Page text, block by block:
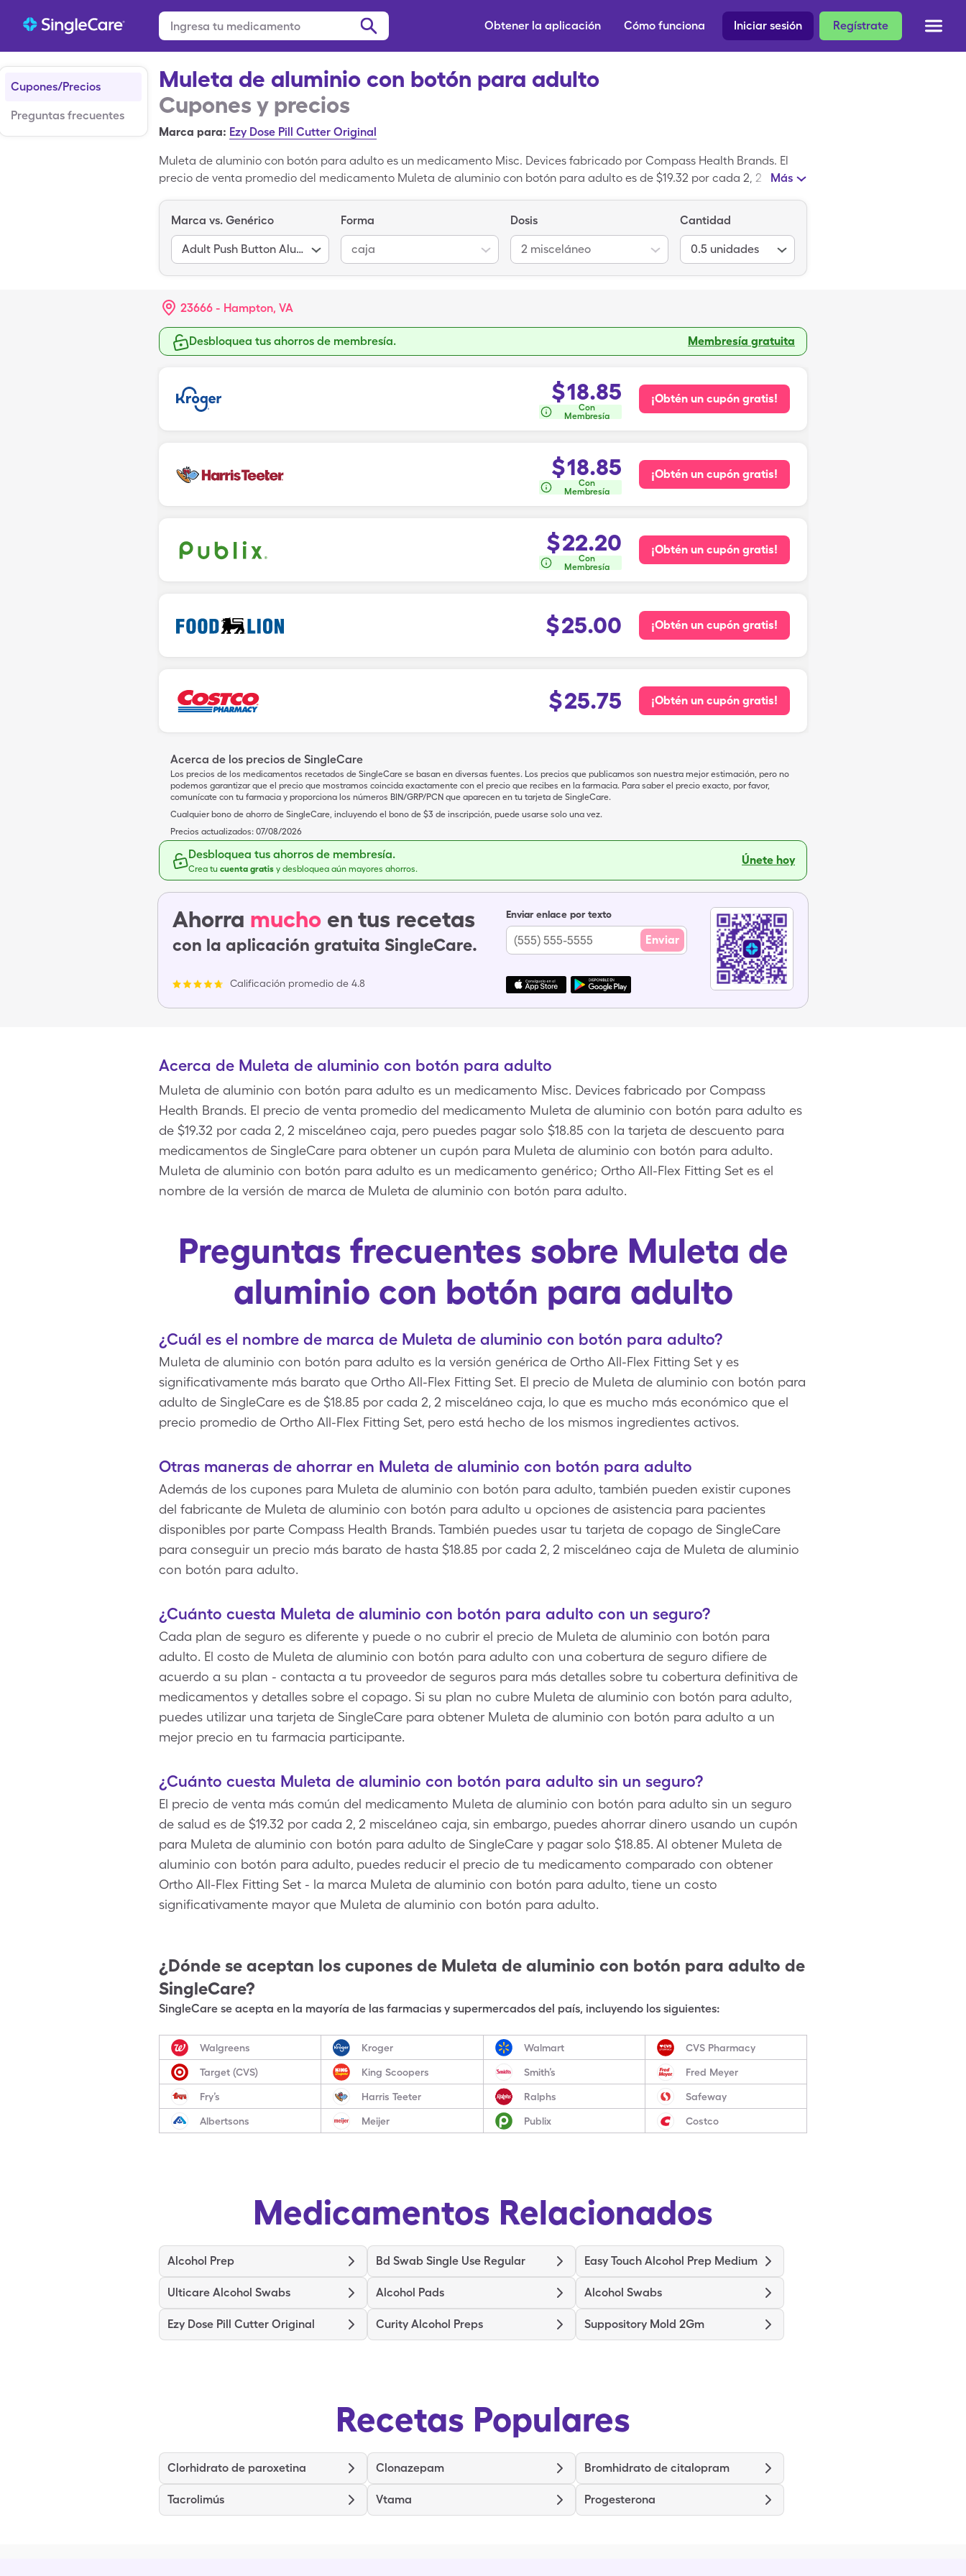
Regístrate
Iniciar sesión
Cómo funciona
Obtener la aplicación
Cupones/Precios
Preguntas frecuentes
Muleta de aluminio con botón para adulto
Cupones y precios
Marca para: Ezy Dose Pill Cutter Original
Muleta de aluminio con botón para adulto es un medicamento Misc. Devices fabricado por Compass Health Brands. El
precio de venta promedio del medicamento Muleta de aluminio con botón para adulto es de $19.32 por cada 2, 2
obtener un cupón para Muleta de aluminio con botón para adulto. Muleta de aluminio con botón para adulto es un
para adulto.
Más
Marca vs. Genérico
Adult Push Button Alum Crutch
Forma
caja
Dosis
2 misceláneo
Cantidad
0.5 unidades
23666 - Hampton, VA
Desbloquea tus ahorros de membresía. Membresía gratuita
$18.85
Con
Membresía
¡Obtén un cupón gratis!
$18.85
Con
Membresía
¡Obtén un cupón gratis!
$22.20
Con
Membresía
¡Obtén un cupón gratis!
$25.00 ¡Obtén un cupón gratis!
$25.75 ¡Obtén un cupón gratis!
Acerca de los precios de SingleCare
Los precios de los medicamentos recetados de SingleCare se basan en diversas fuentes. Los precios que publicamos son nuestra mejor estimación, pero no
podemos garantizar que el precio que mostramos coincida exactamente con el precio que recibes en la farmacia. Para saber el precio exacto, por favor,
comunícate con tu farmacia y proporciona los números BIN/GRP/PCN que aparecen en tu tarjeta de SingleCare.
Cualquier bono de ahorro de SingleCare, incluyendo el bono de $3 de inscripción, puede usarse solo una vez.
Precios actualizados: 07/08/2026
Desbloquea tus ahorros de membresía.
Crea tu cuenta gratis y desbloquea aún mayores ahorros.
Únete hoy
Ahorra mucho en tus recetas
con la aplicación gratuita SingleCare.
Calificación promedio de 4.8
Enviar enlace por texto
Enviar
Acerca de Muleta de aluminio con botón para adulto
Muleta de aluminio con botón para adulto es un medicamento Misc. Devices fabricado por Compass
Health Brands. El precio de venta promedio del medicamento Muleta de aluminio con botón para adulto es
de $19.32 por cada 2, 2 misceláneo caja, pero puedes pagar solo $18.85 con la tarjeta de descuento para
medicamentos de SingleCare para obtener un cupón para Muleta de aluminio con botón para adulto.
Muleta de aluminio con botón para adulto es un medicamento genérico; Ortho All-Flex Fitting Set es el
nombre de la versión de marca de Muleta de aluminio con botón para adulto.
Preguntas frecuentes sobre Muleta de
aluminio con botón para adulto
¿Cuál es el nombre de marca de Muleta de aluminio con botón para adulto?
Muleta de aluminio con botón para adulto es la versión genérica de Ortho All-Flex Fitting Set y es
significativamente más barato que Ortho All-Flex Fitting Set. El precio de Muleta de aluminio con botón para
adulto de SingleCare es de $18.85 por cada 2, 2 misceláneo caja, lo que es mucho más económico que el
precio promedio de Ortho All-Flex Fitting Set, pero está hecho de los mismos ingredientes activos.
Otras maneras de ahorrar en Muleta de aluminio con botón para adulto
Además de los cupones para Muleta de aluminio con botón para adulto, también pueden existir cupones
del fabricante de Muleta de aluminio con botón para adulto u opciones de asistencia para pacientes
disponibles por parte Compass Health Brands. También puedes usar tu tarjeta de copago de SingleCare
para conseguir un precio más barato de hasta $18.85 por cada 2, 2 misceláneo caja de Muleta de aluminio
con botón para adulto.
¿Cuánto cuesta Muleta de aluminio con botón para adulto con un seguro?
Cada plan de seguro es diferente y puede o no cubrir el precio de Muleta de aluminio con botón para
adulto. El costo de Muleta de aluminio con botón para adulto con una cobertura de seguro difiere de
acuerdo a su plan - contacta a tu proveedor de seguros para más detalles sobre tu cobertura definitiva de
medicamentos y detalles sobre el copago. Si su plan no cubre Muleta de aluminio con botón para adulto,
puedes utilizar una tarjeta de SingleCare para obtener Muleta de aluminio con botón para adulto a un
mejor precio en tu farmacia participante.
¿Cuánto cuesta Muleta de aluminio con botón para adulto sin un seguro?
El precio de venta más común del medicamento Muleta de aluminio con botón para adulto sin un seguro
de salud es de $19.32 por cada 2, 2 misceláneo caja, sin embargo, puedes ahorrar dinero usando un cupón
para Muleta de aluminio con botón para adulto de SingleCare y pagar solo $18.85. Al obtener Muleta de
aluminio con botón para adulto, puedes reducir el precio de tu medicamento comparado con obtener
Ortho All-Flex Fitting Set - la marca Muleta de aluminio con botón para adulto, tiene un costo
significativamente mayor que Muleta de aluminio con botón para adulto.
¿Dónde se aceptan los cupones de Muleta de aluminio con botón para adulto de
SingleCare?
SingleCare se acepta en la mayoría de las farmacias y supermercados del país, incluyendo los siguientes:
Walgreens Kroger Walmart CVS Pharmacy
Target (CVS) King Scoopers Smith’s Fred Meyer
Fry’s Harris Teeter Ralphs Safeway
Albertsons Meijer Publix Costco
Medicamentos Relacionados
Alcohol Prep Bd Swab Single Use Regular Easy Touch Alcohol Prep Medium
Ulticare Alcohol Swabs Alcohol Pads Alcohol Swabs
Ezy Dose Pill Cutter Original Curity Alcohol Preps Suppository Mold 2Gm
Recetas Populares
Clorhidrato de paroxetina Clonazepam Bromhidrato de citalopram
Tacrolimús Vtama Progesterona